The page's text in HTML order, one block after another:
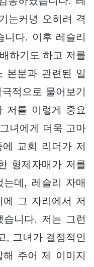
는커녕 오히려 격
니다. 이후 레슬리
하기도 하고 저를
본분과 관련된 일
적으로 물어보기
저를 이렇게 중요
녀에게 더욱 고마
교회 리더가 저
형제자매가 저를
데, 레슬리 자매
그 자리에서 저
니다. 저는 그런
, 그녀가 결정적인
주어 제 이미지